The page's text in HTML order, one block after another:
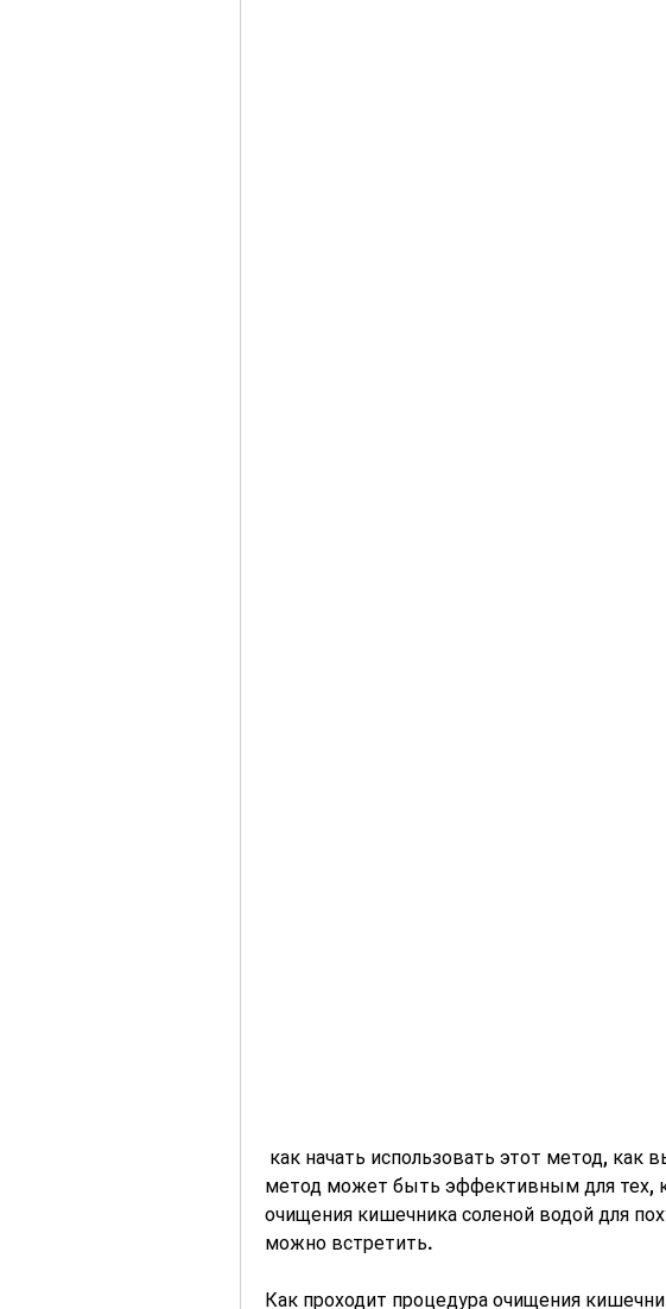
метод может быть эффективным для тех,
очищения кишечника соленой водой для
можно встретить.
Как проходит процедура очищения